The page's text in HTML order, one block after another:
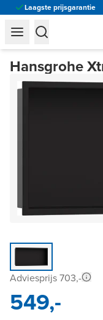
Laagste prijsgarantie
Hansgrohe
Adviesprijs 703,-
549,-